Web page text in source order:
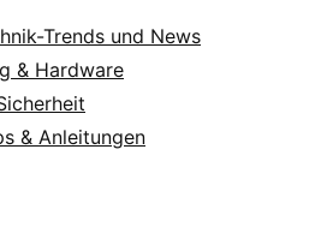
Trends und News
& Hardware
& Anleitungen